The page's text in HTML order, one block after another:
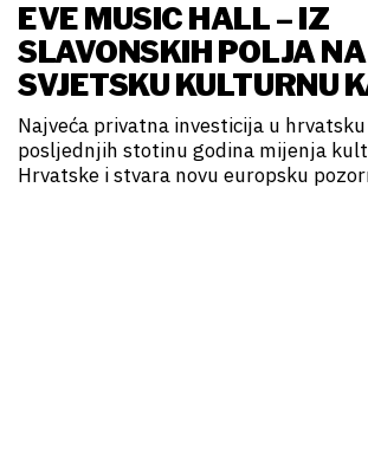
EVE MUSIC HALL – IZ
SLAVONSKIH POLJA NA
SVJETSKU KULTURNU
Najveća privatna investicija u
posljednjih stotinu godina mijenja
Hrvatske i stvara novu europsku